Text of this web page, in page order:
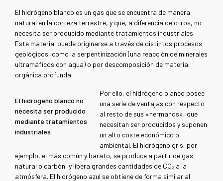
El hidrógeno blanco es un gas que se encuentra de manera
natural en la corteza terrestre, y que, a diferencia de otros, no
necesita ser producido mediante tratamientos industriales.
Este material puede originarse a través de distintos procesos
geológicos, como la serpentinización (una reacción de minerales
ultramáficos con agua) o por descomposición de materia
orgánica profunda.
El hidrógeno blanco no
necesita ser producido
mediante tratamientos
industriales
Por ello, el hidrógeno blanco posee
una serie de ventajas con respecto
al resto de sus «hermanos», que
necesitan ser producidos y suponen
un alto coste económico o
ambiental. El hidrógeno gris, por
ejemplo, el más común y barato, se produce a partir de gas
natural o carbón, y libera grandes cantidades de CO₂ a la
atmósfera. El hidrógeno azul se obtiene de forma similar al